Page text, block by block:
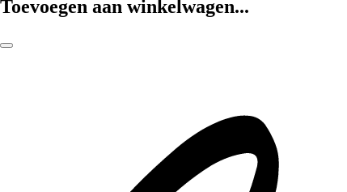
Toevoegen aan winkelwagen...